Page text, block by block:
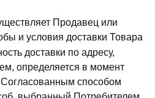
Продавец или
и условия доставки Товара
доставки по адресу,
определяется в момент
способом